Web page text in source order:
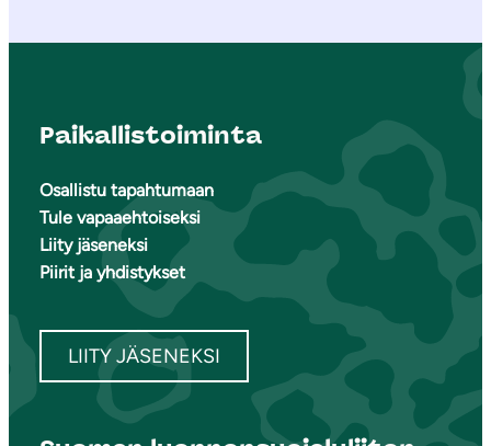
Paikallistoiminta
Osallistu tapahtumaan
Tule vapaaehtoiseksi
Liity jäseneksi
Piirit ja yhdistykset
LIITY JÄSENEKSI